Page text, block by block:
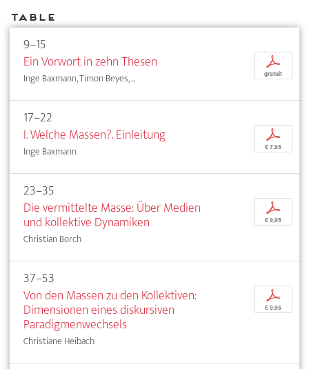
Table
9–15
Ein Vorwort in zehn Thesen
Inge Baxmann, Timon Beyes, ...
p
gratuit
17–22
I. Welche Massen?. Einleitung
Inge Baxmann
p
€ 7,95
23–35
Die vermittelte Masse: Über Medien
und kollektive Dynamiken
Christian Borch
p
€ 9,95
37–53
Von den Massen zu den Kollektiven:
Dimensionen eines diskursiven
Paradigmenwechsels
Christiane Heibach
p
€ 9,95